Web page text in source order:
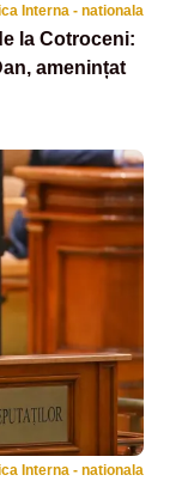
Interna - nationala
la Cotroceni:
amenințat
Interna - nationala